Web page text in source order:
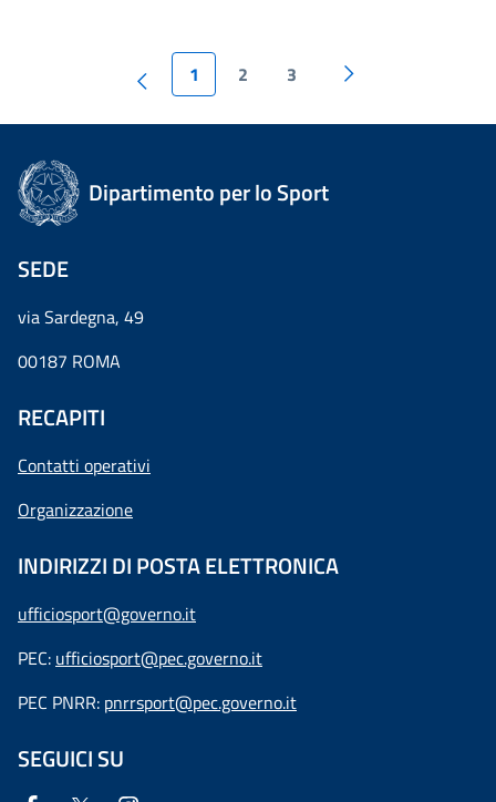
1 2 3
Dipartimento per lo Sport
SEDE
via Sardegna, 49
00187 ROMA
RECAPITI
Contatti operativi
Organizzazione
INDIRIZZI DI POSTA ELETTRONICA
ufficiosport@governo.it
PEC: ufficiosport@pec.governo.it
PEC PNRR: pnrrsport@pec.governo.it
SEGUICI SU